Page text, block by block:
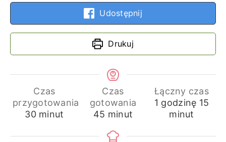
Udostępnij
Drukuj
Czas
przygotowania
30minuty
minut
Czas
gotowania
45 minuty
minut
Łączny czas
1 godzina
godzinę 15
minut